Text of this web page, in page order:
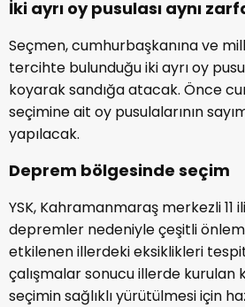
İki ayrı oy pusulası aynı
Seçmen, cumhurbaşkanına ve
tercihte bulunduğu iki ayrı oy
koyarak sandığa atacak. Önce
seçimine ait oy pusulalarının
yapılacak.
Deprem bölgesinde seçim
YSK, Kahramanmaraş merkezli 11
depremler nedeniyle çeşitli
etkilenen illerdeki eksiklikleri
çalışmalar sonucu illerde
seçimin sağlıklı yürütülmesi için